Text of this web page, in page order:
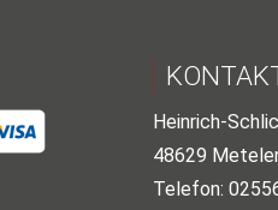
Heinrich-
48629
Telefon: